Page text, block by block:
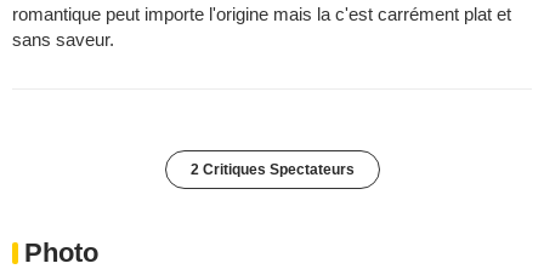
romantique peut importe l'origine mais la c'est carrément plat et
sans saveur.
2 Critiques Spectateurs
Photo